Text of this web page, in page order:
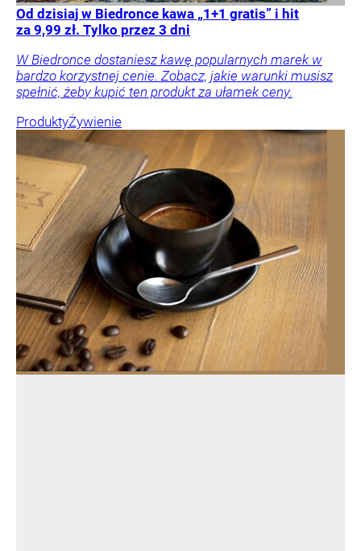
Od dzisiaj w Biedronce kawa „1+1 gratis” i hit
za 9,99 zł. Tylko przez 3 dni
W Biedronce dostaniesz kawę popularnych marek w
bardzo korzystnej cenie. Zobacz, jakie warunki musisz
spełnić, żeby kupić ten produkt za ułamek ceny.
ProduktyŻywienie